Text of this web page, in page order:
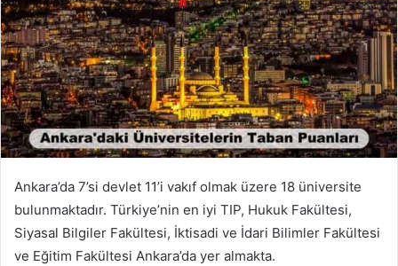
Ankara’da 7’si devlet 11’i vakıf olmak üzere 18 üniversite
bulunmaktadır. Türkiye’nin en iyi TIP, Hukuk Fakültesi,
Siyasal Bilgiler Fakültesi, İktisadi ve İdari Bilimler Fakültesi
ve Eğitim Fakültesi Ankara’da yer almakta.